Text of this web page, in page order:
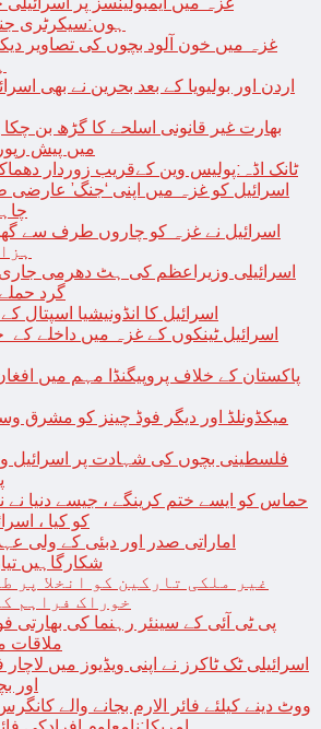
ہوں:سیکرٹری
غزہ میں خون آلود بچوں کی تصاویر
اردن اور بولیویا کے بعد بحرین نے بھی
بھارت غیر قانونی اسلحے کا گڑھ بن
میں پیش
ٹانک اڈہ:پولیس وین کےقریب زوردار
اسرائیل کو غزہ میں اپنی ‘جنگ’ عارضی
ہزار 200
اسرائیلی وزیراعظم کی ہٹ دھرمی
گرد
اسرائیل کا انڈونیشیا اسپتال
اسرائیل ٹینکوں کے غزہ میں داخلے
پاکستان کے خلاف پروپیگنڈا مہم میں
میکڈونلڈ اور دیگر فوڈ چینز کو مشرق
فلسطینی بچوں کی شہادت پر اسرائیل و
حماس کو ایسے ختم کرینگے ، جیسے دنیا نے
کو کیا ،
اماراتی صدر اور دبئی کے ولی
شکارگاہیں
غیر ملکی تارکین کو انخلا پر
خوراک فراہم
پی ٹی آئی کے سینئر رہنما کی
ملاقات
اسرائیلی ٹک ٹاکرز نے اپنی ویڈیوز میں
اور
ووٹ دینے کیلئے فائر الارم بجانے والے